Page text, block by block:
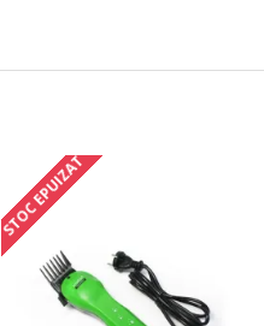
STOC EPUIZAT